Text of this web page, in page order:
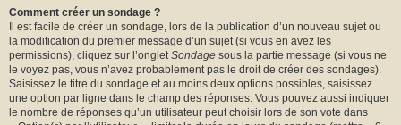
Comment créer un sondage ?
Il est facile de créer un sondage, lors de la publication d’un nouveau sujet ou
la modification du premier message d’un sujet (si vous en avez les
permissions), cliquez sur l’ongletSondage sous la partie message (si vous ne
le voyez pas, vous n’avez probablement pas le droit de créer des sondages).
Saisissez le titre du sondage et au moins deux options possibles, saisissez
une option par ligne dans le champ des réponses. Vous pouvez aussi indiquer
le nombre de réponses qu’un utilisateur peut choisir lors de son vote dans